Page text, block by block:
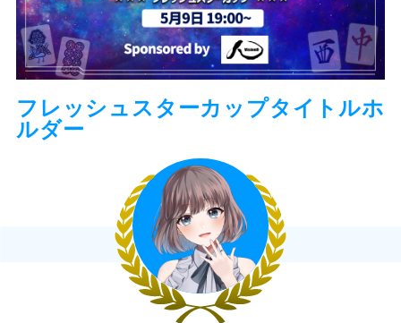
フレッシュスターカップタイトルホ
ルダー